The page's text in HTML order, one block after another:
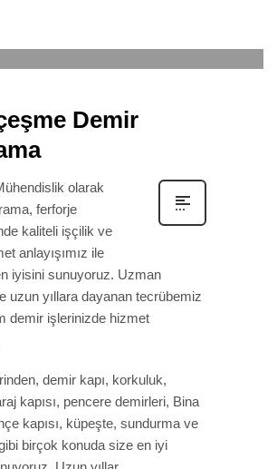
Demir
olarak
ferforje
kaliteli işçilik ve
anlayışımız ile
iyisini sunuyoruz. Uzman
uzun yıllara dayanan tecrübemiz
demir işlerinizde hizmet
demir kapı, korkuluk,
kapısı, pencere demirleri, Bina
kapısı, küpeşte, sundurma ve
birçok konuda size en iyi